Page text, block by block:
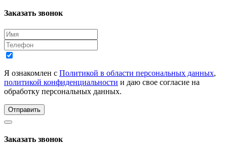
Заказать звонок
Я ознакомлен с Политикой в области персональных данных,
политикой конфиденциальности и даю свое согласие на
обработку персональных данных.
Отправить
Заказать звонок